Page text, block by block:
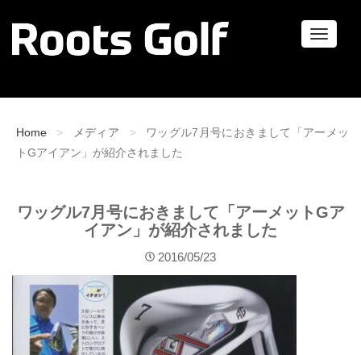
ナ
ョ
Home メディア
ワッグル7月号におきまして「アーメッ
トGアイアン」が紹介されました
ワッグル7月号におきまして「アーメットGア
イアン」が紹介されました
2016/05/23